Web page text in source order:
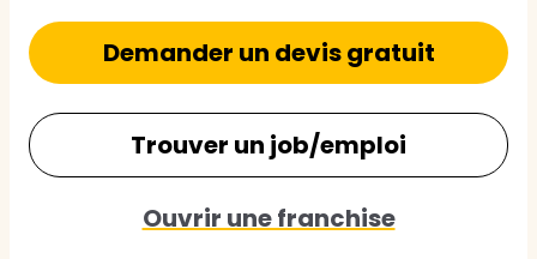
Demander un devis gratuit
Trouver un job/emploi
Ouvrir une franchise